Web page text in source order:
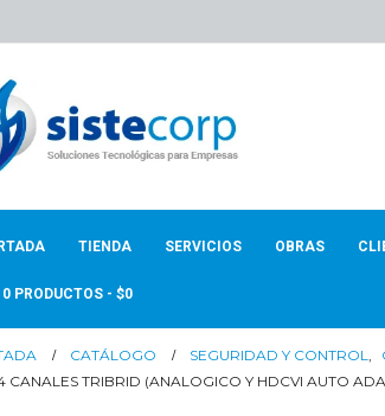
TIENDA SERVICIOS OBRAS
0 PRODUCTOS $0
CATÁLOGO SEGURIDAD Y CONTROL,
CANALES TRIBRID (ANALOGICO Y HDCVI AUTO